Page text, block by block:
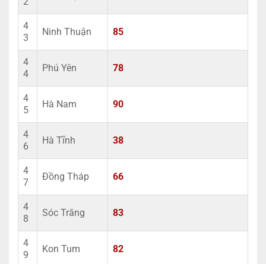
4
3
Ninh Thuận 85
4
4
Phú Yên 78
4
5
Hà Nam 90
4
6
Hà Tĩnh 38
4
7
Đồng Tháp 66
4
8
Sóc Trăng 83
4
9
Kon Tum 82